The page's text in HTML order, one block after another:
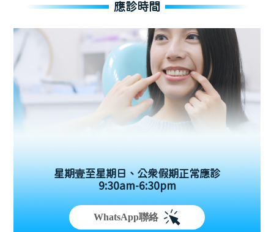
應診時間
星期壹至星期日、公眾假期正常應診
9:30am-6:30pm
WhatsApp聯絡